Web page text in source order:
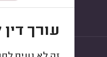
עורך